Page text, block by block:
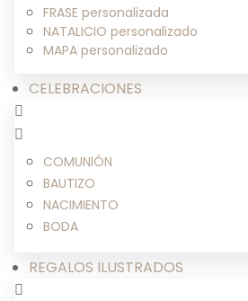
FRASE personalizada
NATALICIO personalizado
MAPA personalizado
CELEBRACIONES
COMUNIÓN
BAUTIZO
NACIMIENTO
BODA
REGALOS ILUSTRADOS